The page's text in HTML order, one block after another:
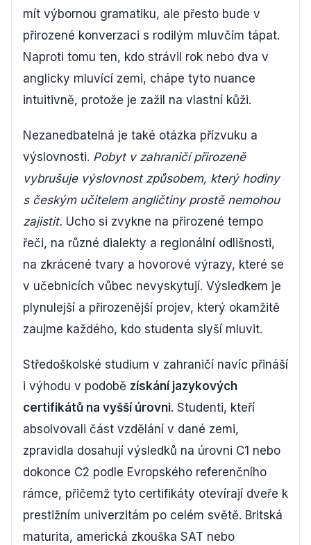
mít výbornou gramatiku, ale přesto bude v
přirozené konverzaci s rodilým mluvčím tápat.
Naproti tomu ten, kdo strávil rok nebo dva v
anglicky mluvící zemi, chápe tyto nuance
intuitivně, protože je zažil na vlastní kůži.
Nezanedbatelná je také otázka přízvuku a
výslovnosti. Pobyt v zahraničí přirozeně
vybrušuje výslovnost způsobem, který hodiny
s českým učitelem angličtiny prostě nemohou
zajistit. Ucho si zvykne na přirozené tempo
řeči, na různé dialekty a regionální odlišnosti,
na zkrácené tvary a hovorové výrazy, které se
v učebnicích vůbec nevyskytují. Výsledkem je
plynulejší a přirozenější projev, který okamžitě
zaujme každého, kdo studenta slyší mluvit.
Středoškolské studium v zahraničí navíc přináší
i výhodu v podobě získání jazykových
certifikátů na vyšší úrovni. Studenti, kteří
absolvovali část vzdělání v dané zemi,
zpravidla dosahují výsledků na úrovni C1 nebo
dokonce C2 podle Evropského referenčního
rámce, přičemž tyto certifikáty otevírají dveře k
prestižním univerzitám po celém světě. Britská
maturita, americká zkouška SAT nebo